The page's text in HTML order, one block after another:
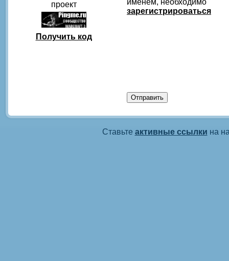
проект
Получить код
именем, необходимо
зарегистрироваться
Ставьте активные ссылки на